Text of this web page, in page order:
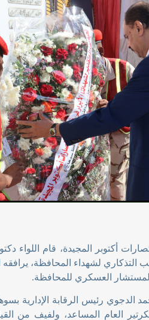
احتفالات المحافظة بالذكرى 52 لانتصارات أكتوبر
التذكاري لشهداء المحافظة،
المستشار العسكري للمحافظة.
رئيس الرقابة الإدارية
العام المساعد، ولفيف من